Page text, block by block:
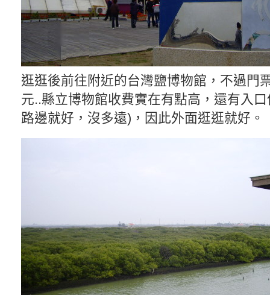
逛逛後前往附近的台灣鹽博物館，不過門
元..縣立博物館收費實在有點高，還有入
路邊就好，沒多遠)，因此外面逛逛就好。